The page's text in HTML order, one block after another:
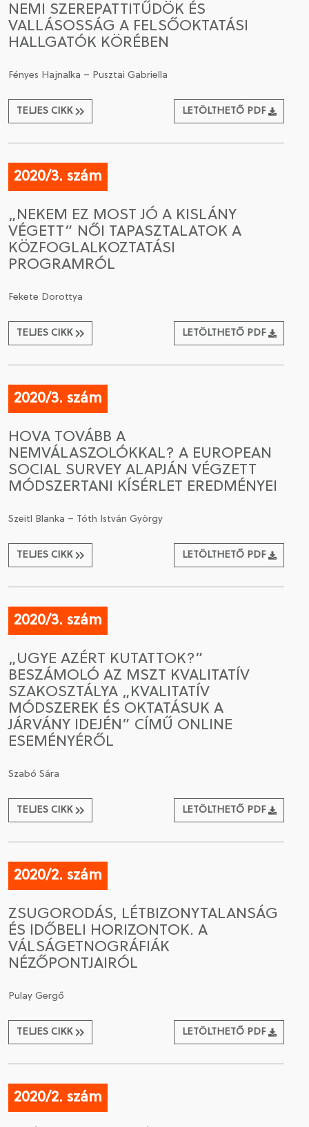
NEMI SZEREPATTITŰDÖK ÉS
VALLÁSOSSÁG A FELSŐOKTATÁSI
HALLGATÓK KÖRÉBEN
Fényes Hajnalka – Pusztai Gabriella
TELJES CIKK LETÖLTHETŐ PDF
2020/3. szám
„NEKEM EZ MOST JÓ A KISLÁNY
VÉGETT” NŐI TAPASZTALATOK A
KÖZFOGLALKOZTATÁSI
PROGRAMRÓL
Fekete Dorottya
TELJES CIKK LETÖLTHETŐ PDF
2020/3. szám
HOVA TOVÁBB A
NEMVÁLASZOLÓKKAL? A EUROPEAN
SOCIAL SURVEY ALAPJÁN VÉGZETT
MÓDSZERTANI KÍSÉRLET EREDMÉNYEI
Szeitl Blanka – Tóth István György
TELJES CIKK LETÖLTHETŐ PDF
2020/3. szám
„UGYE AZÉRT KUTATTOK?”
BESZÁMOLÓ AZ MSZT KVALITATÍV
SZAKOSZTÁLYA „KVALITATÍV
MÓDSZEREK ÉS OKTATÁSUK A
JÁRVÁNY IDEJÉN” CÍMŰ ONLINE
ESEMÉNYÉRŐL
Szabó Sára
TELJES CIKK LETÖLTHETŐ PDF
2020/2. szám
ZSUGORODÁS, LÉTBIZONYTALANSÁG
ÉS IDŐBELI HORIZONTOK. A
VÁLSÁGETNOGRÁFIÁK
NÉZŐPONTJAIRÓL
Pulay Gergő
TELJES CIKK LETÖLTHETŐ PDF
2020/2. szám